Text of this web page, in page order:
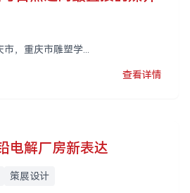
，重庆市雕塑学...
查看详情
电解厂房新表达
策展设计